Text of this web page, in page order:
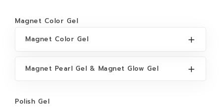
Magnet Color Gel
Magnet Color Gel
Magnet Pearl Gel & Magnet Glow Gel
Polish Gel